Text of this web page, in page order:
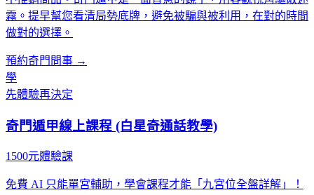
霧。提早幫您看清局勢底牌，避免被騙與被利用，在對的時間
做對的選擇。
預約奇門問事 →
學
先體驗再決定
奇門遁甲線上課程 (白星奇通話教學)
1500元體驗課
免費 AI 只能單宮輔助，學會課程才能「九宮位全盤詳解」！